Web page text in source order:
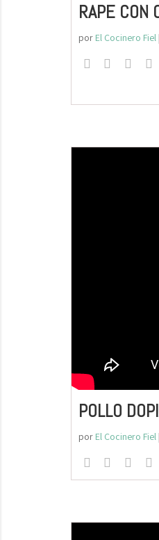
RAPE CON
por El Cocinero Fiel|
POLLO
por El Cocinero Fiel|